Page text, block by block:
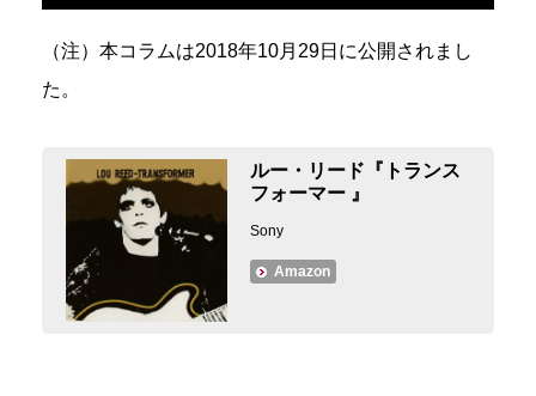
（注）本コラムは2018年10月29日に公開されまし
た。
ルー・リード『トランス
フォーマー 』
Sony
Amazon